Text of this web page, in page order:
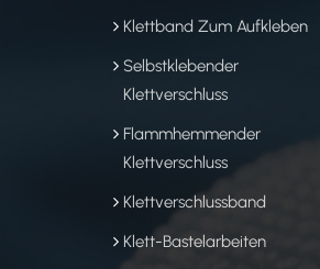
Klettband Zum Aufkleben
Selbstklebender
Klettverschluss
Flammhemmender
Klettverschluss
Klettverschlussband
Klett-Bastelarbeiten